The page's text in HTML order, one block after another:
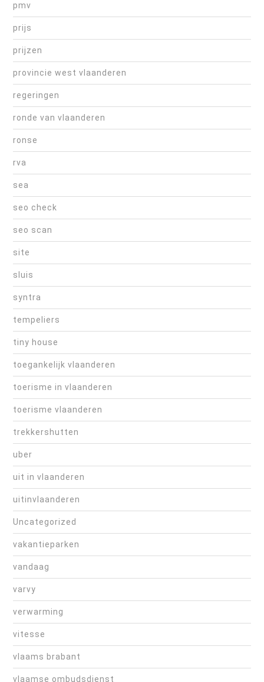
pmv
prijs
prijzen
provincie west vlaanderen
regeringen
ronde van vlaanderen
ronse
rva
sea
seo check
seo scan
site
sluis
syntra
tempeliers
tiny house
toegankelijk vlaanderen
toerisme in vlaanderen
toerisme vlaanderen
trekkershutten
uber
uit in vlaanderen
uitinvlaanderen
Uncategorized
vakantieparken
vandaag
varvy
verwarming
vitesse
vlaams brabant
vlaamse ombudsdienst